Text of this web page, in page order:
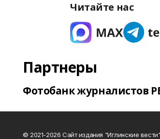
Читайте нас
Партнеры
Фотобанк журналистов
© 2021-2026 Сайт издания "Иглинские вести"